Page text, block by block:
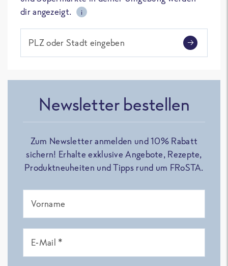
dir angezeigt.
i
PLZ oder Stadt eingeben
Newsletter bestellen
Zum Newsletter anmelden und 10% Rabatt
sichern! Erhalte exklusive Angebote, Rezepte,
Produktneuheiten und Tipps rund um FRoSTA.
Vorname
E-Mail *